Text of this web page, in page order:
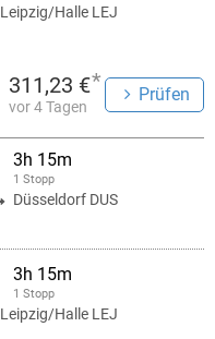
Leipzig/Halle LEJ
311,23 €*
vor 4 Tagen
Prüfen
3h 15m
1 Stopp
Düsseldorf DUS
3h 15m
1 Stopp
Leipzig/Halle LEJ